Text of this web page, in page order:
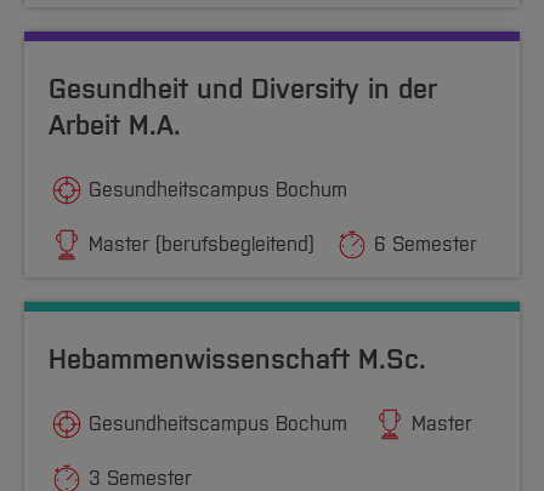
Gesundheit und Diversity in der
Arbeit M.A.
Gesundheitscampus Bochum
Master (berufsbegleitend) 6 Semester
Hebammenwissenschaft M.Sc.
Gesundheitscampus Bochum Master
3 Semester